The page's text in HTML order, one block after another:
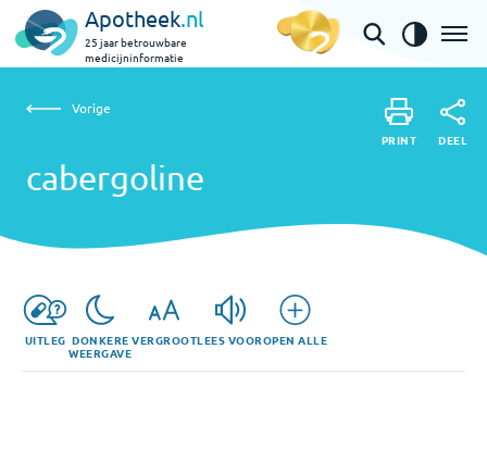
Apotheek.nl
25 jaar betrouwbare
medicijninformatie
cabergoline
Vorige
cabergoline
PRINT DEEL
UITLEG DONKERE
WEERGAVE
VERGROOTLEES VOOROPEN ALLE